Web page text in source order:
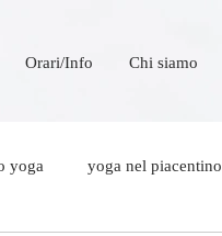
Orari/Info Chi siamo
yoga yoga nel piacentino